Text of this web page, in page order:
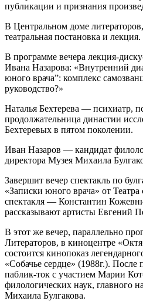
публикации и признания
В Центральном доме
театральная постановка и лекция.
В программе вечера лекция-
Ивана Назарова: «Внутренний
юного врача”: комплекс
руководство?»
Наталья Бехтерева — психиатр,
продолжательница династии
Бехтеревых в пятом поколении.
Иван Назаров — кандидат
директора Музея Михаила
Завершит вечер спектакль по
«Записки юного врача» от
спектакля — Константин
рассказывают артисты Евгений
В этот же вечер, параллельно
Литераторов, в киноцентре
состоится кинопоказ
«Собачье сердце» (1988г.). После
паблик-ток с участием Марии
филологических наук, главного
Михаила Булгакова.